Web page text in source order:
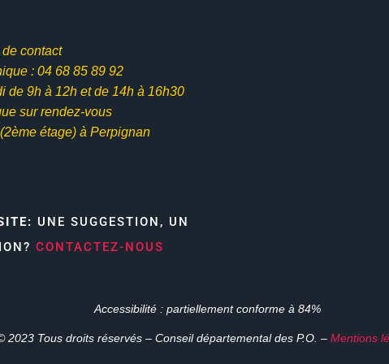
contact
: 04 68 85 89 92
de 9h à 12h etde 14h à 16h30
sur rendez-vous
étage) à Perpignan
UNE SUGGESTION, UN
CONTACTEZ-NOUS
Accessibilité : partiellement conforme à 84%
2023 Tous droits réservés – Conseil départemental des P.O. – Mentions